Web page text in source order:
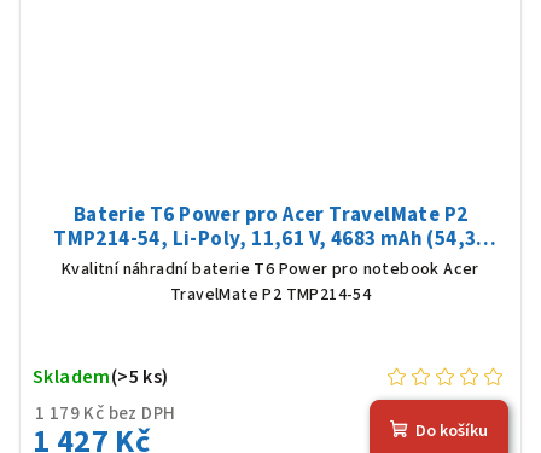
Baterie T6 Power pro Acer TravelMate P2
TMP214-54, Li-Poly, 11,61 V, 4683 mAh (54,36
Wh), černá
Kvalitní náhradní baterie T6 Power pro notebook Acer
TravelMate P2 TMP214-54
1 179 Kč bez DPH
1 427 Kč
Skladem(>5 ks)
Do košíku